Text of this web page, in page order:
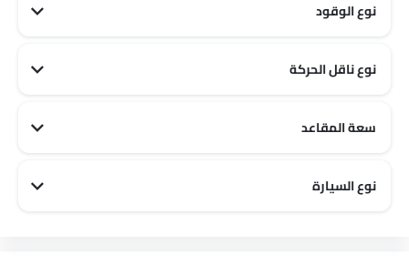
نوع الوقود
نوع ناقل الحركة
سعة المقاعد
نوع السيارة